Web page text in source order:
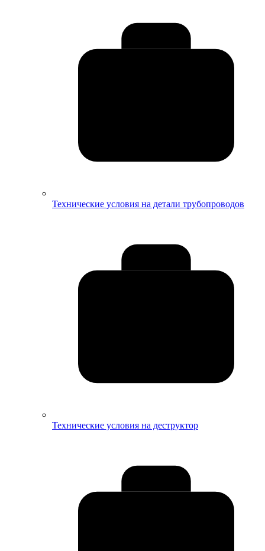
Технические условия на детали трубопроводов
Технические условия на деструктор